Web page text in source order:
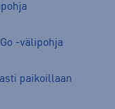
-välipohja
paikoillaan